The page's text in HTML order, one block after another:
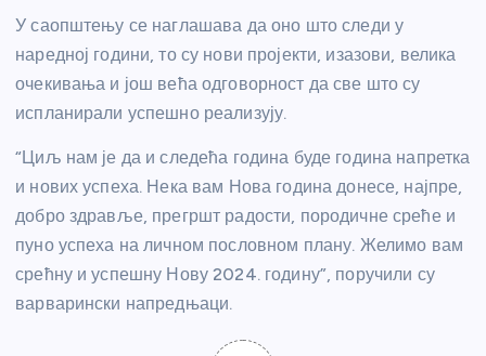
У саопштењу се наглашава да оно што следи у
наредној години, то су нови пројекти, изазови, велика
очекивања и још већа одговорност да све што су
испланирали успешно реализују.
“Циљ нам је да и следећа година буде година напретка
и нових успеха. Нека вам Нова година донесе, најпре,
добро здравље, прегршт радости, породичне среће и
пуно успеха на личном пословном плану. Желимо вам
срећну и успешну Нову 2024. годину”, поручили су
варварински напредњаци.